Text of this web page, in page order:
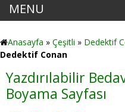
MENU
Anasayfa » Çeşitli » Dedektif
Dedektif Conan
Yazdırılabilir
Boyama Sayfası